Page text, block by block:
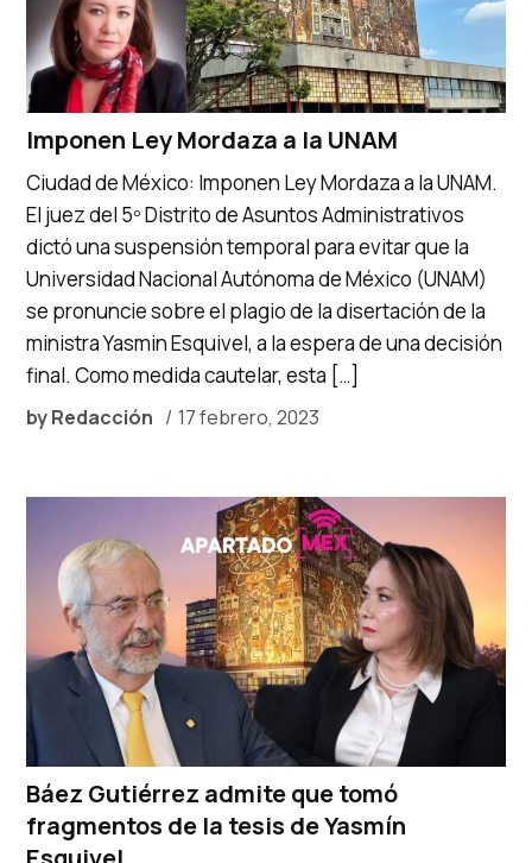
Imponen Ley Mordaza a la UNAM
byRedacción 17 febrero, 2023
Ciudad de México: Imponen Ley Mordaza a la UNAM.
El juez del 5º Distrito de Asuntos Administrativos
dictó una suspensión temporal para evitar que la
Universidad Nacional Autónoma de México (UNAM)
se pronuncie sobre el plagio de la disertación de la
ministra Yasmin Esquivel, a la espera de una decisión
final. Como medida cautelar, esta […]
Báez Gutiérrez admite que tomó
fragmentos de la tesis de Yasmín